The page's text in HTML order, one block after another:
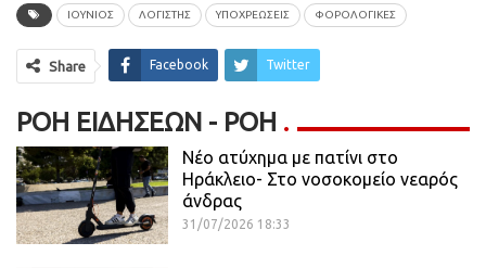
ΙΟΥΝΙΟΣ ΛΟΓΙΣΤΗΣ ΥΠΟΧΡΕΩΣΕΙΣ ΦΟΡΟΛΟΓΙΚΕΣ
Share Facebook Twitter
ΡΟΉ ΕΙΔΉΣΕΩΝ - ΡΟΗ
Νέο ατύχημα με πατίνι στο
Ηράκλειο- Στο νοσοκομείο νεαρός
άνδρας
31/07/2026 18:33